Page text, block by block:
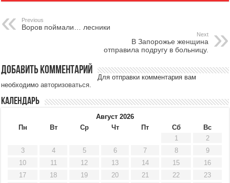
Previous
Воров поймали… лесники
Next
В Запорожье женщина
отправила подругу в больницу.
Добавить комментарий
Для отправки комментария вам
необходимоавторизоваться.
Календарь
Август 2026
Пн
Вт Ср Чт Пт Сб
Вс
1
2
3
4 5 6 7 8
9
10
11 12 13 14 15
16
17
18 19 20 21 22
23